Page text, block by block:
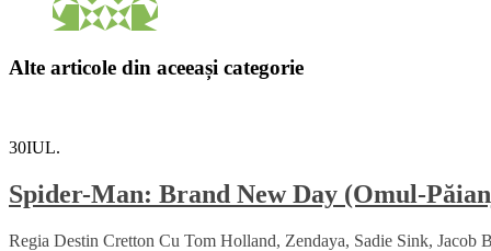
Alte articole din aceeași categorie
30IUL.
Spider-Man: Brand New Day (Omul-
Regia Destin Cretton Cu Tom Holland, Zendaya, Sadie Sink, Jacob